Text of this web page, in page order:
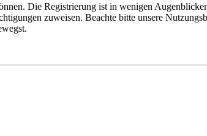
Die Registrierung ist in wenigen
zuweisen. Beachte bitte unsere